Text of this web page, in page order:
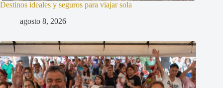
Destinos ideales y seguros para viajar sola
agosto 8, 2026